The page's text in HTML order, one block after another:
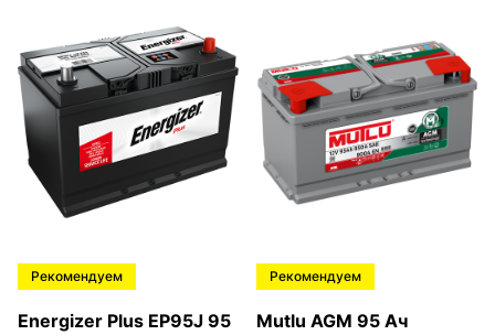
Рекомендуем
Energizer Plus EP95J 95
Рекомендуем
Mutlu AGM 95 Ач